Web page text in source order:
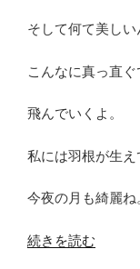
そして何て美しい
こんなに真っ直ぐ
飛んでいくよ。
私には羽根が生え
今夜の月も綺麗ね
“blink-
続きを読む